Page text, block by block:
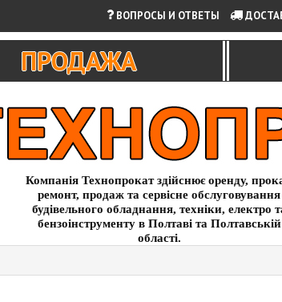
ВОПРОСЫ И ОТВЕТЫ
ПРОДАЖА
Компанія Технопрокат здійснює оренду,
ремонт, продаж та сервісне обслуговування
будівельного обладнання, техніки, електро
бензоінструменту в Полтаві та Полтавській
області.